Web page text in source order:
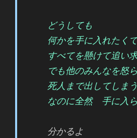
どうしても
何かを手に入れたく
すべてを懸けて追い
でも他のみんなを怒
死人まで出してしまう
なのに全然 手に入
分かるよ